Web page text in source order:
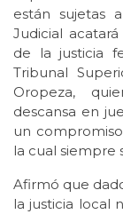
están sujetas
Judicial
de la justicia
Tribunal
Oropeza,
descansa en
un
la cual siempre
Afirmó que
la justicia local